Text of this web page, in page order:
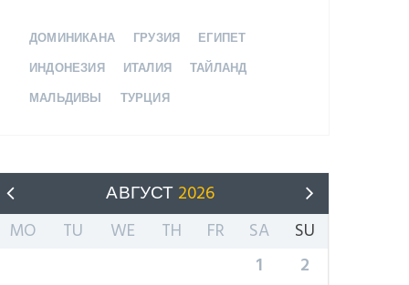
ДОМИНИКАНА ГРУЗИЯ
ЕГИПЕТ
ИНДОНЕЗИЯ
ИТАЛИЯ
ТАЙЛАНД
МАЛЬДИВЫ
ТУРЦИЯ
АВГУСТ2026
MO
TU WE TH FR SA
SU
1
2